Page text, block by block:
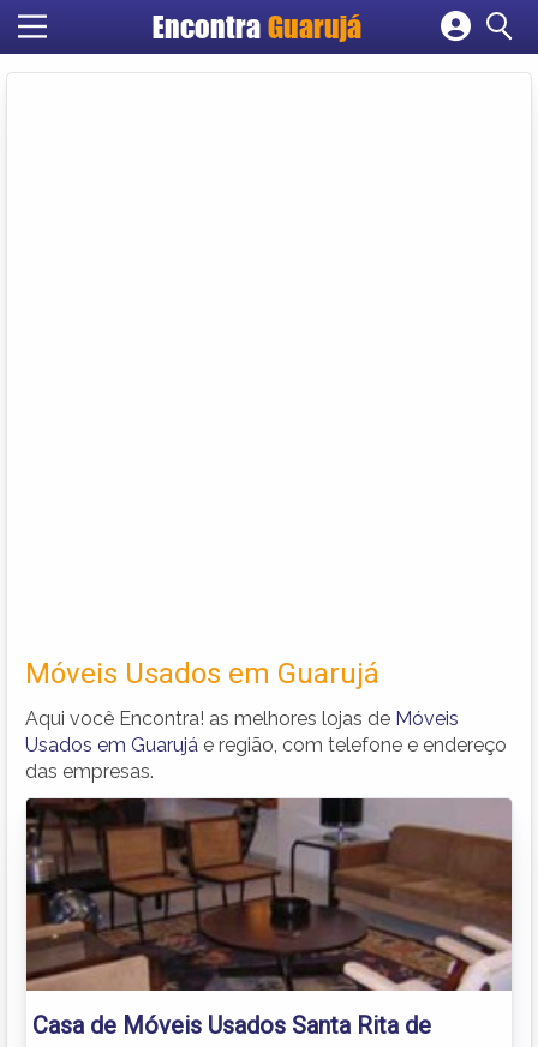
Encontra Guarujá
Cadastrar empresa
Móveis Usados em Guarujá
Aqui você Encontra! as melhores lojas de Móveis
Usados em Guarujá e região, com telefone e endereço
das empresas.
Casa de Móveis Usados Santa Rita de